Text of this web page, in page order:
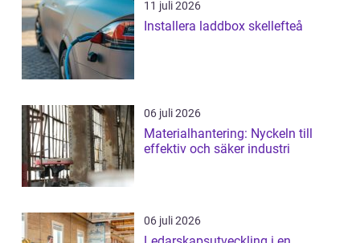
11 juli 2026
Installera laddbox skellefteå
06 juli 2026
Materialhantering: Nyckeln till
effektiv och säker industri
06 juli 2026